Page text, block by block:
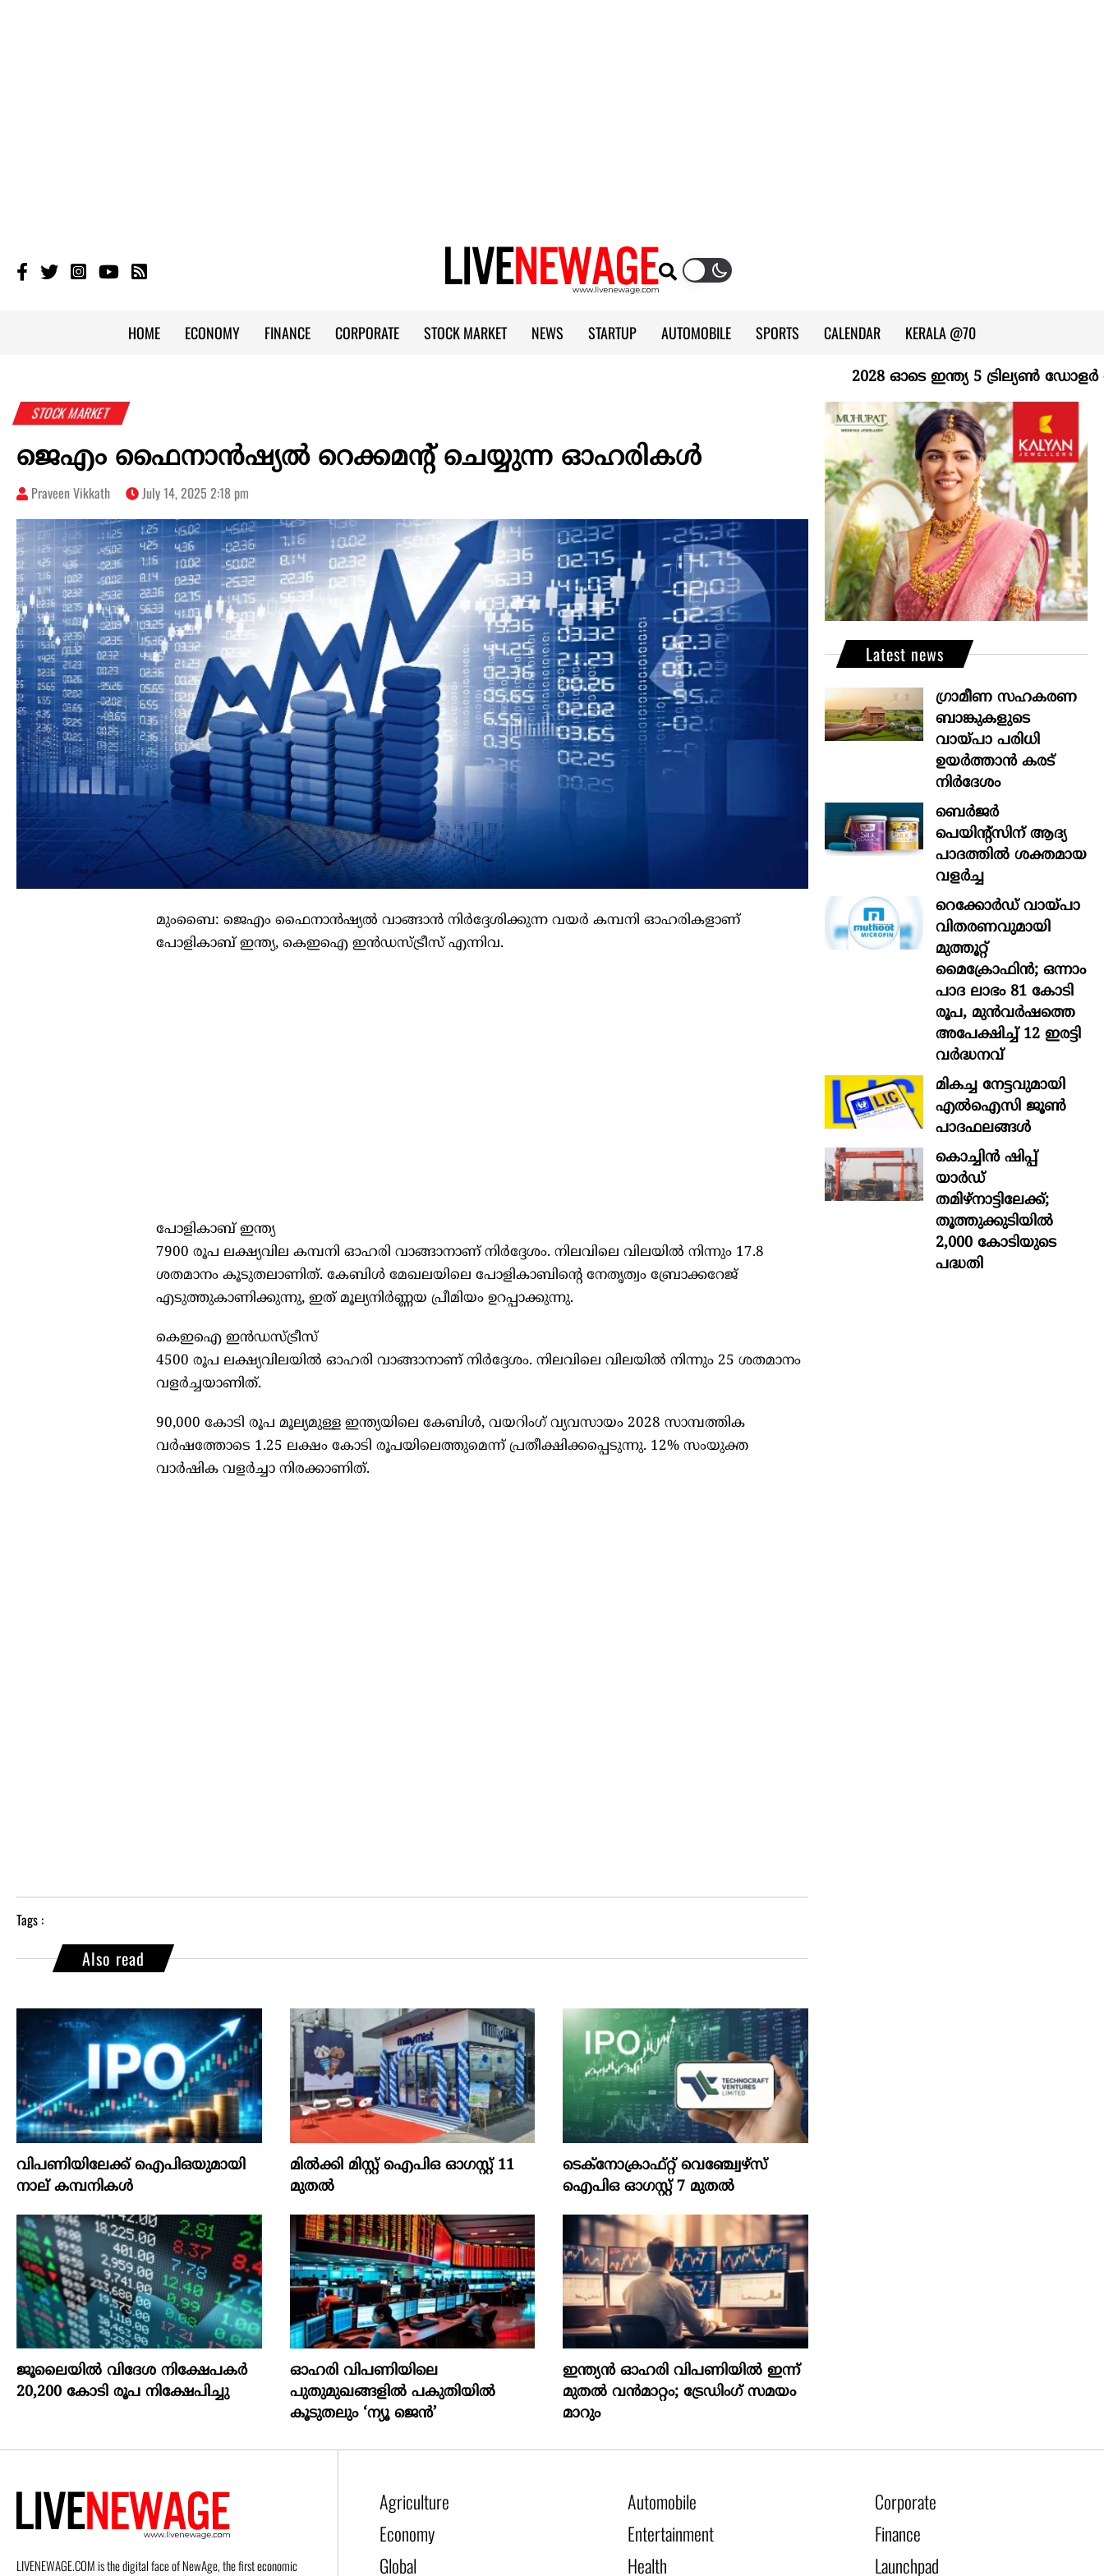
HOME ECONOMY FINANCE CORPORATE STOCK MARKET NEWS STARTUP AUTOMOBILE SPORTS CALENDAR KERALA @70
2028 ഓടെ ഇന്ത്യ 5 ട്രില്യണ്‍ ഡോളര്‍
STOCK MARKET
ജെഎം ഫൈനാന്‍ഷ്യല്‍ റെക്കമന്റ് ചെയ്യുന്ന ഓഹരികള്‍
Praveen Vikkath July 14, 2025 2:18 pm
മുംബൈ: ജെഎം ഫൈനാന്‍ഷ്യല്‍ വാങ്ങാന്‍ നിര്‍ദ്ദേശിക്കുന്ന വയര്‍ കമ്പനി ഓഹരികളാണ്
പോളികാബ് ഇന്ത്യ, കെഇഐ ഇന്‍ഡസ്ട്രീസ് എന്നിവ.
പോളികാബ് ഇന്ത്യ
7900 രൂപ ലക്ഷ്യവില കമ്പനി ഓഹരി വാങ്ങാനാണ് നിര്‍ദ്ദേശം. നിലവിലെ വിലയില്‍ നിന്നും 17.8
ശതമാനം കൂടുതലാണിത്. കേബിള്‍ മേഖലയിലെ പോളികാബിന്റെ നേതൃത്വം ബ്രോക്കറേജ്
എടുത്തുകാണിക്കുന്നു, ഇത് മൂല്യനിര്‍ണ്ണയ പ്രീമിയം ഉറപ്പാക്കുന്നു.
കെഇഐ ഇന്‍ഡസ്ട്രീസ്
4500 രൂപ ലക്ഷ്യവിലയില്‍ ഓഹരി വാങ്ങാനാണ് നിര്‍ദ്ദേശം. നിലവിലെ വിലയില്‍ നിന്നും 25 ശതമാനം
വളര്‍ച്ചയാണിത്.
90,000 കോടി രൂപ മൂല്യമുള്ള ഇന്ത്യയിലെ കേബിള്‍, വയറിംഗ് വ്യവസായം 2028 സാമ്പത്തിക
വര്‍ഷത്തോടെ 1.25 ലക്ഷം കോടി രൂപയിലെത്തുമെന്ന് പ്രതീക്ഷിക്കപ്പെടുന്നു. 12% സംയുക്ത
വാര്‍ഷിക വളര്‍ച്ചാ നിരക്കാണിത്.
Tags :
Also read
വിപണിയിലേക്ക് ഐപിഒയുമായി
നാല് കമ്പനികൾ
മില്‍ക്കി മിസ്റ്റ്‌ ഐപിഒ ഓഗസ്റ്റ്‌ 11
മുതല്‍
ടെക്‌നോക്രാഫ്‌റ്റ്‌ വെഞ്ച്വേഴ്‌സ്‌
ഐപിഒ ഓഗസ്റ്റ്‌ 7 മുതല്‍
ജൂലൈയില്‍ വിദേശ നിക്ഷേപകര്‍
20,200 കോടി രൂപ നിക്ഷേപിച്ചു
ഓഹരി വിപണിയിലെ
പുതുമുഖങ്ങളിൽ പകുതിയിൽ
കൂടുതലും ‘ന്യൂ ജെൻ’
ഇന്ത്യൻ ഓഹരി വിപണിയിൽ ഇന്ന്
മുതൽ വൻമാറ്റം; ട്രേഡിംഗ് സമയം
മാറും
Latest news
ഗ്രാമീണ സഹകരണ
ബാങ്കുകളുടെ
വായ്പാ പരിധി
ഉയർത്താൻ കരട്
നിർദേശം
ബെർജർ
പെയിന്റ്സിന് ആദ്യ
പാദത്തിൽ ശക്തമായ
വളർച്ച
റെക്കോർഡ് വായ്പാ
വിതരണവുമായി
മുത്തൂറ്റ്
മൈക്രോഫിൻ; ഒന്നാം
പാദ ലാഭം 81 കോടി
രൂപ, മുൻവർഷത്തെ
അപേക്ഷിച്ച് 12 ഇരട്ടി
വർദ്ധനവ്
മികച്ച നേട്ടവുമായി
എൽഐസി ജൂൺ
പാദഫലങ്ങൾ
കൊച്ചിന്‍ ഷിപ്പ്
യാർഡ്
തമിഴ്നാട്ടിലേക്ക്;
തൂത്തുക്കുടിയിൽ
2,000 കോടിയുടെ
പദ്ധതി
LIVENEWAGE.COM is the digital face of NewAge, the first economic
Agriculture Automobile
Corporate
Economy
Entertainment
Finance
Global
Health Launchpad